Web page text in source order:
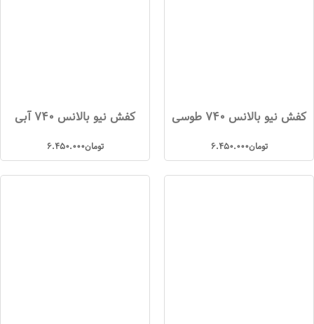
کفش نیو بالانس 740 طوسی
تومان6.450.000
کفش نیو بالانس 740 آبی
تومان6.450.000